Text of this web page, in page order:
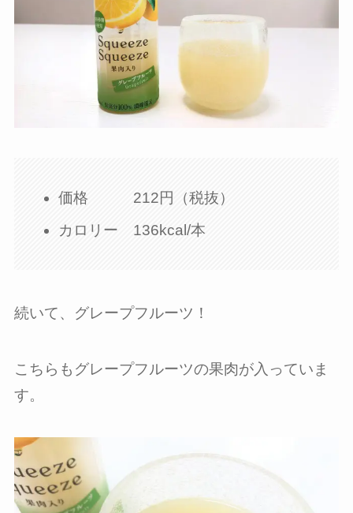
価格 212円（税抜）
カロリー 136kcal/本
続いて、グレープフルーツ！
こちらもグレープフルーツの果肉が入っていま
す。